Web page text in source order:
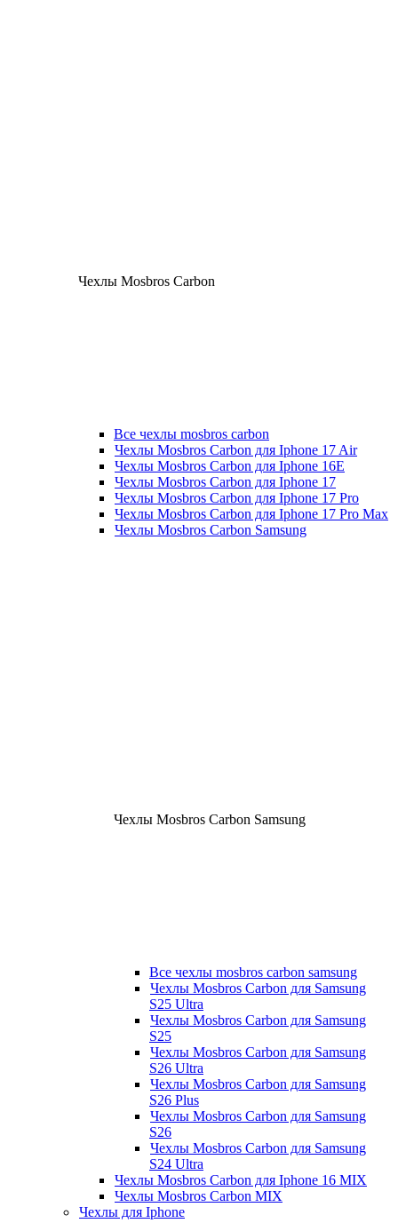
Чехлы Mosbros Carbon
Все чехлы mosbros carbon
Чехлы Mosbros Carbon для Iphone 17 Air
Чехлы Mosbros Carbon для Iphone 16E
Чехлы Mosbros Carbon для Iphone 17
Чехлы Mosbros Carbon для Iphone 17 Pro
Чехлы Mosbros Carbon для Iphone 17 Pro Max
Чехлы Mosbros Carbon Samsung
Чехлы Mosbros Carbon Samsung
Все чехлы mosbros carbon samsung
Чехлы Mosbros Carbon для Samsung
S25 Ultra
Чехлы Mosbros Carbon для Samsung
S25
Чехлы Mosbros Carbon для Samsung
S26 Ultra
Чехлы Mosbros Carbon для Samsung
S26 Plus
Чехлы Mosbros Carbon для Samsung
S26
Чехлы Mosbros Carbon для Samsung
S24 Ultra
Чехлы Mosbros Carbon для Iphone 16 MIX
Чехлы Mosbros Carbon MIX
Чехлы для Iphone